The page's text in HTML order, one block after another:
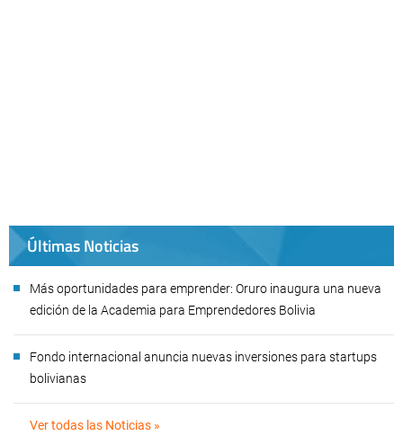
Últimas Noticias
Más oportunidades para emprender: Oruro inaugura una nueva
edición de la Academia para Emprendedores Bolivia
Fondo internacional anuncia nuevas inversiones para startups
bolivianas
Ver todas las Noticias »